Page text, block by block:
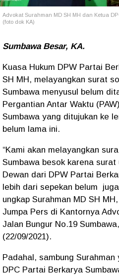
Advokat Surahman MD SH MH dan Ketua
(foto dok KA)
Sumbawa Besar, KA.
Kuasa Hukum DPW Partai
SH MH, melayangkan surat
Sumbawa menyusul belum
Pergantian Antar Waktu
Sumbawa yang ditujukan ke
belum lama ini.
“Kami akan melayangkan
Sumbawa besok karena
Dewan dari DPW Partai
lebih dari sepekan belum
ungkap Surahman MD SH
Jumpa Pers di Kantornya
Jalan Bungur No.19
(22/09/2021).
Padahal, sambung Surahman
DPC Partai Berkarya